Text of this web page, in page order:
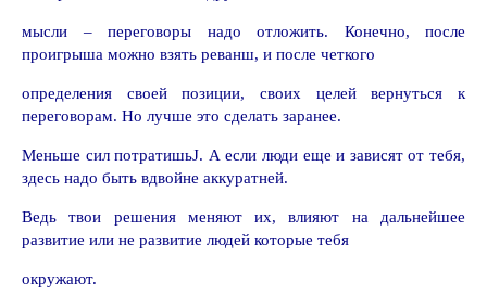
мысли – переговоры надо отложить. Конечно, после
проигрыша можно взять реванш, и после четкого
определения своей позиции, своих целей вернуться к
переговорам. Но лучше это сделать заранее.
Меньше сил потратишьJ. А если люди еще и зависят от тебя,
здесь надо быть вдвойне аккуратней.
Ведь твои решения меняют их, влияют на дальнейшее
развитие или не развитие людей которые тебя
окружают.